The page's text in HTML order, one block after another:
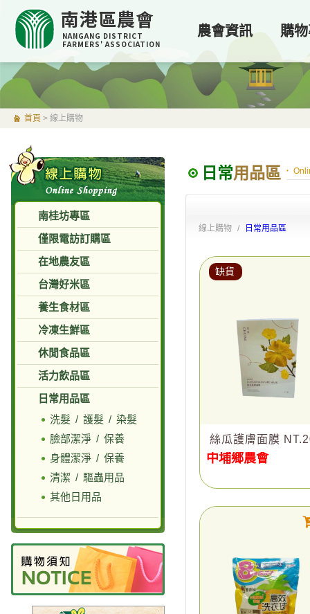
南港區農會
NANGANG DISTRICT
FARMERS' ASSOCIATION
農會資訊 購
首頁 > 線上購物
南桂坊專區
僅限電訪訂購區
在地農友區
台灣好米區
養生食材區
冷凍生鮮區
休閒食品區
活力飲品區
日常用品區
洗髮 / 護髮 / 染髮
臉部潔淨 / 保養
身體潔淨 / 保養
清潔 / 驅蟲用品
其他日用品
日常用品區
線上購物 / 日常用品區
缺貨
絲瓜護膚面膜
中埔鄉農會